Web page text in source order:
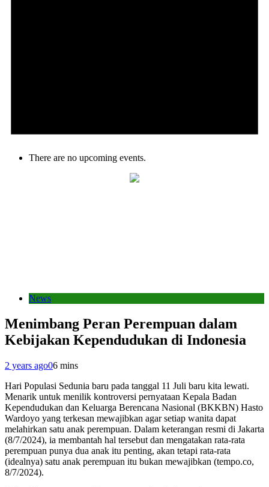
There are no upcoming events.
News
Menimbang Peran Perempuan dalam
Kebijakan Kependudukan di Indonesia
2 years ago06 mins
Hari Populasi Sedunia baru pada tanggal 11 Juli baru kita lewati.
Menarik untuk menilik kontroversi pernyataan Kepala Badan
Kependudukan dan Keluarga Berencana Nasional (BKKBN) Hasto
Wardoyo yang terkesan mewajibkan agar setiap wanita dapat
melahirkan satu anak perempuan. Dalam keterangan resmi di Jakarta
(8/7/2024), ia membantah hal tersebut dan mengatakan rata-rata
perempuan punya dua anak itu penting, akan tetapi rata-rata
(idealnya) satu anak perempuan itu bukan mewajibkan (tempo.co,
8/7/2024).